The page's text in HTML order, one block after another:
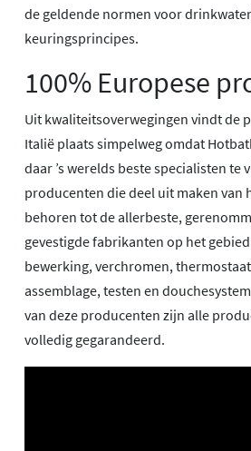
de geldende normen voor
keuringsprincipes.
100% Europese
Uit kwaliteitsoverwegingen vindt de
Italië plaats simpelweg omdat
daar ’s werelds beste specialisten te
producenten die deel uit maken van
behoren tot de allerbeste,
gevestigde fabrikanten op het
bewerking, verchromen,
assemblage, testen en
van deze producenten zijn alle
volledig gegarandeerd.